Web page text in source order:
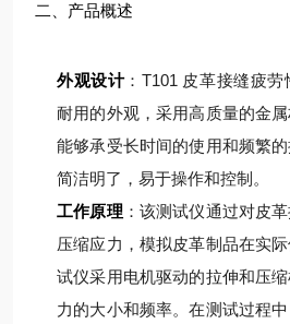
二、产品概述
外观设计：T101 皮革接缝疲
耐用的外观，采用高质量的金
能够承受长时间的使用和频繁
简洁明了，易于操作和控制。
工作原理：该测试仪通过对皮
压缩应力，模拟皮革制品在实
试仪采用电机驱动的拉伸和压
力的大小和频率。在测试过程